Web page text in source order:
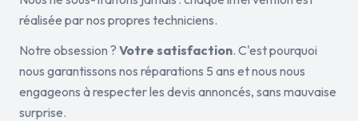
réalisée par nos propres techniciens.
Notre obsession ? Votre satisfaction. C'est pourquoi
nous garantissons nos réparations 5 ans et nous nous
engageons à respecter les devis annoncés, sans mauvaise
surprise.